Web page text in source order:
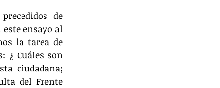
de
ensayo al
la tarea de
¿ Cuáles son
ciudadana;
del Frente